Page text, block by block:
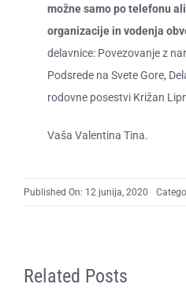
možne samo potelefonu ali
organizacije in vodenja
delavnice: ​Povezovanje z
Podsrede na Svete Gore,
rodovne posestvi Križan
​Vaša Valentina Tina.
Published On: 12 junija, 2020
Related Posts